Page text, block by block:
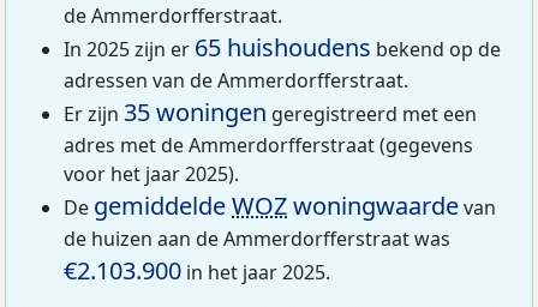
de Ammerdorfferstraat.
In 2025 zijn er 65 huishoudens bekend op de
adressen van de Ammerdorfferstraat.
Er zijn 35 woningen geregistreerd met een
adres met de Ammerdorfferstraat (gegevens
voor het jaar 2025).
De gemiddeldeWOZwoningwaardevan
de huizen aan de Ammerdorfferstraat was
€2.103.900 in het jaar 2025.